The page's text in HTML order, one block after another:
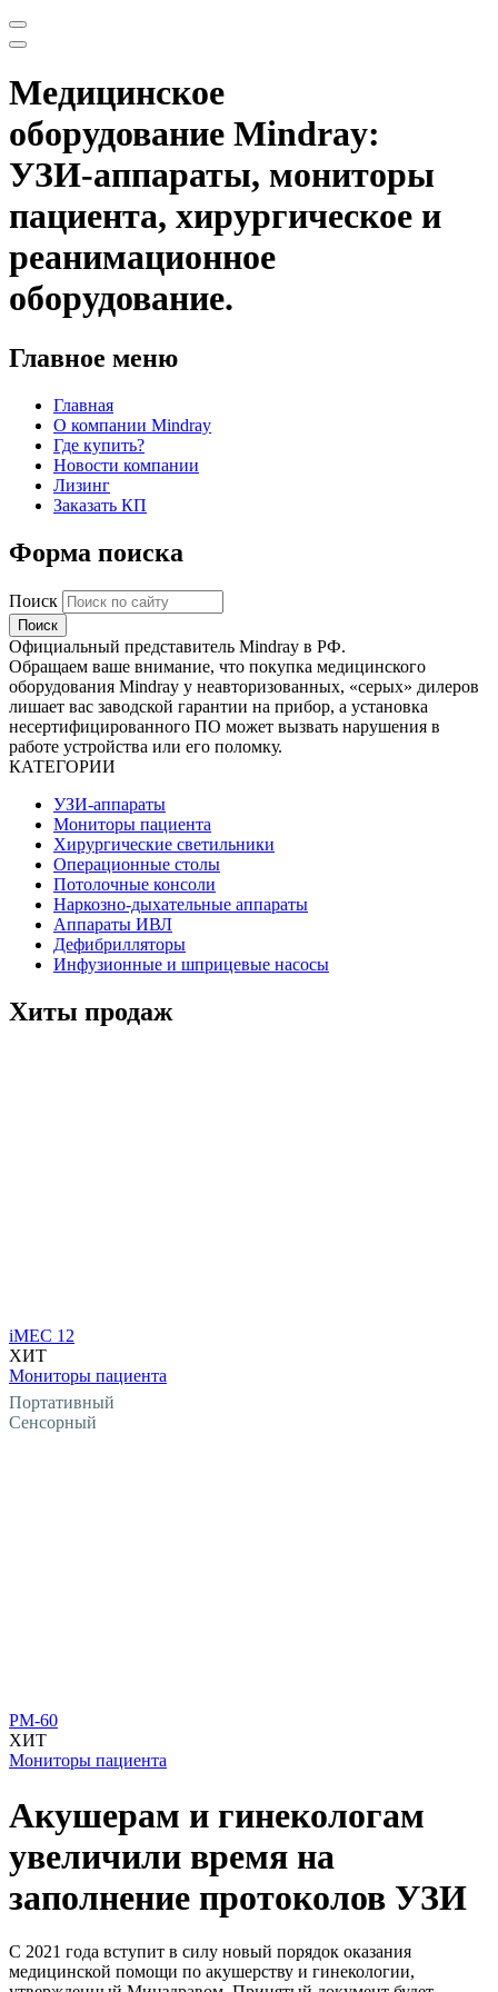
Медицинское
оборудование Mindray:
УЗИ-аппараты, мониторы
пациента, хирургическое и
реанимационное
оборудование.
Главное меню
Главная
О компании Mindray
Где купить?
Новости компании
Лизинг
Заказать КП
Форма поиска
Поиск
Официальный представитель Mindray в РФ.
Обращаем ваше внимание, что покупка медицинского
оборудования Mindray у неавторизованных, «серых» дилеров
лишает вас заводской гарантии на прибор, а установка
несертифицированного ПО может вызвать нарушения в
работе устройства или его поломку.
КАТЕГОРИИ
УЗИ-аппараты
Мониторы пациента
Хирургические светильники
Операционные столы
Потолочные консоли
Наркозно-дыхательные аппараты
Аппараты ИВЛ
Дефибрилляторы
Инфузионные и шприцевые насосы
Хиты продаж
iMEC 12
ХИТ
Мониторы пациента
Портативный
Сенсорный
PM-60
ХИТ
Мониторы пациента
Акушерам и гинекологам
увеличили время на
заполнение протоколов УЗИ
С 2021 года вступит в силу новый порядок оказания
медицинской помощи по акушерству и гинекологии,